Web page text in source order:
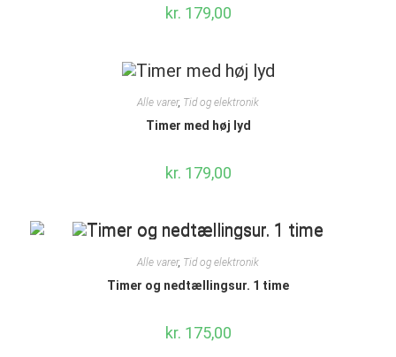
kr. 179,00
Alle varer, Tid og elektronik
Timer med høj lyd
kr. 179,00
Alle varer, Tid og elektronik
Timer og nedtællingsur. 1 time
kr. 175,00